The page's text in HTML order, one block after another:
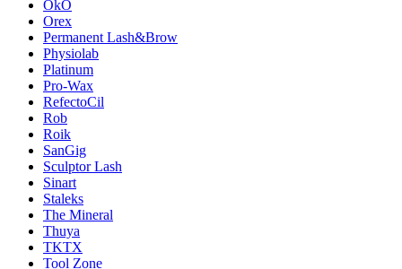
OkO
Orex
Permanent Lash&Brow
Physiolab
Platinum
Pro-Wax
RefectoCil
Rob
Roik
SanGig
Sculptor Lash
Sinart
Staleks
The Mineral
Thuya
TKTX
Tool Zone